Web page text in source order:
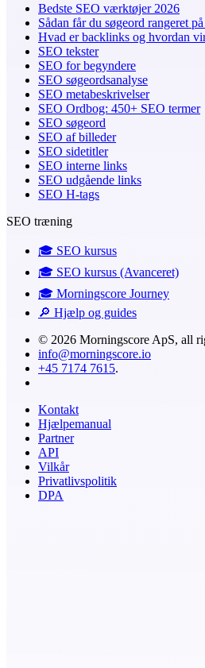
Bedste SEO værktøjer 2026
Sådan får du søgeord rangeret
Hvad er backlinks og hvordan
SEO tekster
SEO for begyndere
SEO søgeordsanalyse
SEO metabeskrivelser
SEO Ordbog: 450+ SEO termer
SEO søgeord
SEO af billeder
SEO sidetitler
SEO interne links
SEO udgående links
SEO H-tags
SEO træning
🎓️ SEO kursus
🎓️ SEO kursus (Avanceret)
🎓 Morningscore Journey
🔎 Hjælp og guides
© 2026 Morningscore ApS, all
info@morningscore.io
+45 7174 7615.
Kontakt
Hjælpemanual
Partner
API
Vilkår
Privatlivspolitik
DPA